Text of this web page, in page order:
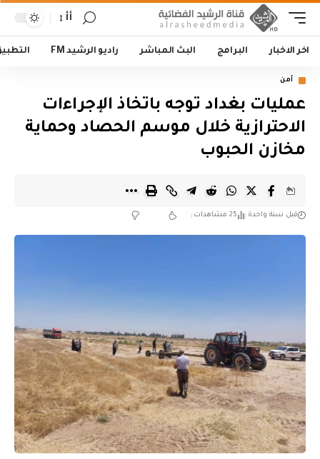
أأ
اخر الاخبار البرامج البث المباشر راديو الرشيد FM
أمن
عمليات بغداد توجه باتخاذ الإجراءات
الاحترازية خلال موسم الحصاد وحماية
مخازن الحبوب
قبل سنة واحدة 25 مشاهدات